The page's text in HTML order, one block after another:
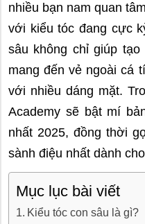
nhiều bạn nam quan
với kiểu tóc đang cực
sâu không chỉ giúp
mang đến vẻ ngoài cá
với nhiều dáng mặt.
Academy sẽ bật mí
nhất 2025, đồng thời
sành điệu nhất dành
Mục lục bài viết
Kiểu tóc con sâu là gì?